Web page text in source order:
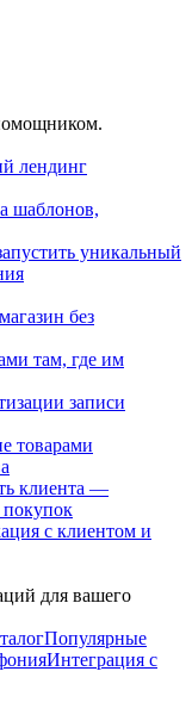
лендинг
шаблонов,
уникальный
без
там, где им
записи
товарами
клиента —
покупок
с клиентом и
для вашего
Популярные
Интеграция с